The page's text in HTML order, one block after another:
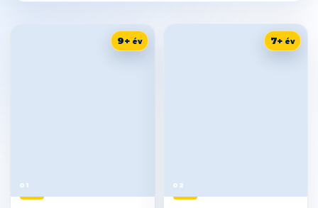
9+
01
7+
02